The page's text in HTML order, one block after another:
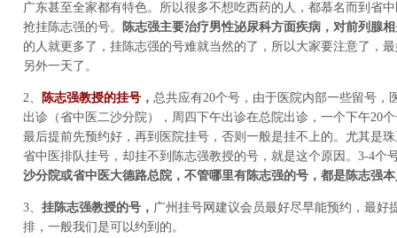
广东甚至全家都有特色。所以很多不想吃西药的人，都慕名而到省
抢挂陈志强的号。
陈志强主要治疗男性泌尿科方面疾病，对前列腺
的人就更多了，挂陈志强的号难就当然的了，所以大家要注意了，
另外一天了。
2、 陈志强教授的挂号 ， 总共应有20个号，由于医院内部一些留号
出诊（省中医二沙分院），周四下午出诊在总院出诊，一个下午20
最后提前先预约好，再到医院挂号，否则一般是挂不上的。尤其是
省中医排队挂号，却挂不到陈志强教授的号，就是这个原因。3-4
沙分院或省中医大德路总院，不管哪里有陈志强的号，都是陈志强
3、 挂陈志强教授的号， 广州挂号网建议会员最好尽早能预约，最
排，一般我们是可以约到的。